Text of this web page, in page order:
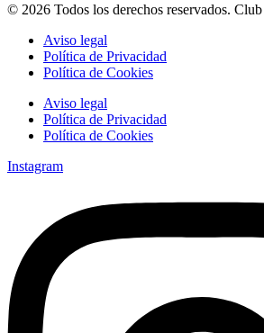
© 2026 Todos los derechos reservados.
Aviso legal
Política de Privacidad
Política de Cookies
Aviso legal
Política de Privacidad
Política de Cookies
Instagram